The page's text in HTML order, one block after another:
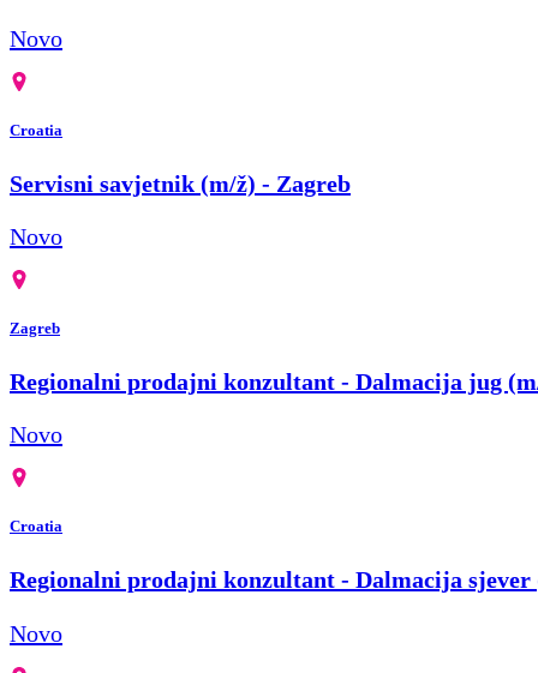
Novo
Croatia
Servisni savjetnik (m/ž) - Zagreb
Novo
Zagreb
Regionalni prodajni konzultant - Dalmacija jug
Novo
Croatia
Regionalni prodajni konzultant - Dalmacija sjever
Novo